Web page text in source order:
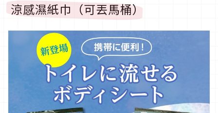
涼感濕紙巾（可丟馬桶）